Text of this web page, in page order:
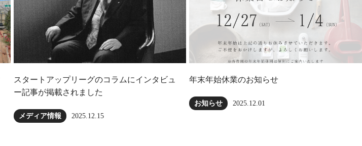
スタートアップリーグのコラムにインタビュ
ー記事が掲載されました
メディア情報 2025.12.15
年末年始休業のお知らせ
お知らせ 2025.12.01